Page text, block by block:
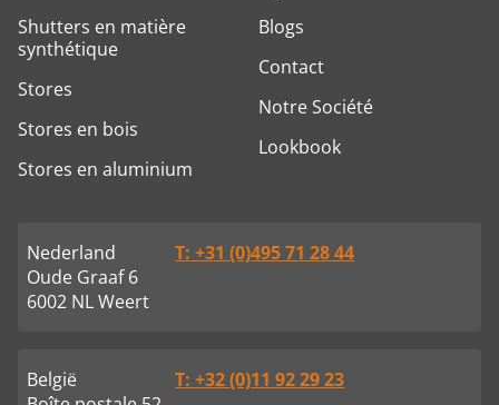
Shutters en matière
synthétique
Stores
Stores en bois
Stores en aluminium
Blogs
Contact
Notre Société
Lookbook
Nederland
Oude Graaf 6
6002 NL Weert
T: +31 (0)495 71 28 44
België
T: +32 (0)11 92 29 23